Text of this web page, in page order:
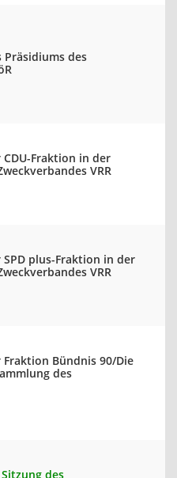
des
Fraktion in der
VRR
plus-Fraktion in der
VRR
Bündnis 90/Die
des
des